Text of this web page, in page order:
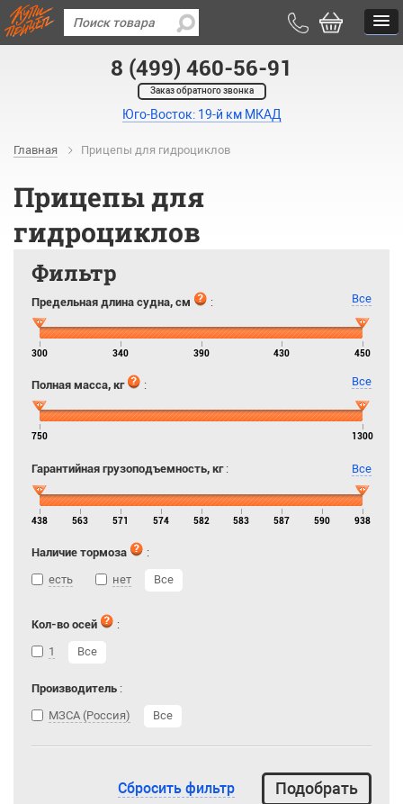
8 (499) 460-56-91
Заказ обратного звонка
Юго-Восток: 19-й км МКАД
Главная Прицепы для гидроциклов
Прицепы для
гидроциклов
Фильтр
Предельная длина судна, см : Все
300 340 390 430 450
Полная масса, кг : Все
750 1300
Гарантийная грузоподъемность, кг: Все
438 563 571 574 582 583 587 590 938
Наличие тормоза
:
есть
нет Все
Кол-во осей
:
1
Все
Производитель :
МЗСА (Россия)
Все
Сбросить фильтр